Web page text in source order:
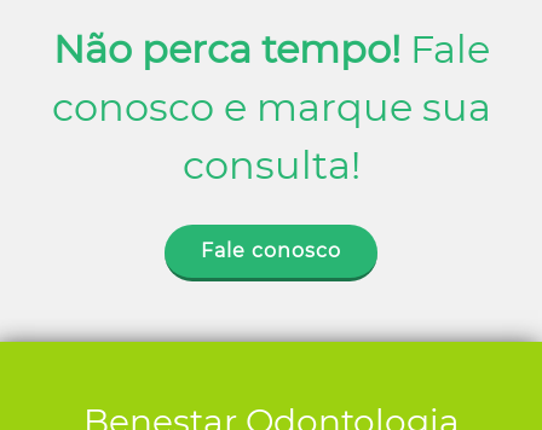
Não perca tempo! Fale
conosco e marque sua
consulta!
Fale conosco
Benestar Odontologia